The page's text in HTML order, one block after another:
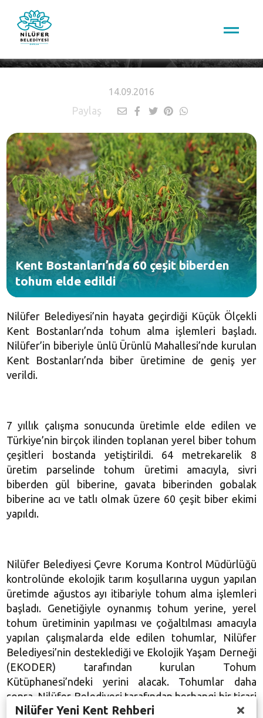
14.09.2016
Paylaş
Kent Bostanları’nda 60 çeşit biberden
tohum elde edildi
Nilüfer Belediyesi’nin hayata geçirdiği Küçük Ölçekli
Kent Bostanları’nda tohum alma işlemleri başladı.
Nilüfer’in biberiyle ünlü Ürünlü Mahallesi’nde kurulan
Kent Bostanları’nda biber üretimine de geniş yer
verildi.
7 yıllık çalışma sonucunda üretimle elde edilen ve
Türkiye’nin birçok ilinden toplanan yerel biber tohum
çeşitleri bostanda yetiştirildi. 64 metrekarelik 8
üretim parselinde tohum üretimi amacıyla, sivri
biberden gül biberine, gavata biberinden gobalak
biberine acı ve tatlı olmak üzere 60 çeşit biber ekimi
yapıldı.
Nilüfer Belediyesi Çevre Koruma Kontrol Müdürlüğü
kontrolünde ekolojik tarım koşullarına uygun yapılan
üretimde ağustos ayı itibariyle tohum alma işlemleri
başladı. Genetiğiyle oynanmış tohum yerine, yerel
tohum üretiminin yapılması ve çoğaltılması amacıyla
yapılan çalışmalarda elde edilen tohumlar, Nilüfer
Belediyesi’nin desteklediği ve Ekolojik Yaşam Derneği
(EKODER) tarafından kurulan Tohum
Kütüphanesi’ndeki yerini alacak. Tohumlar daha
sonra, Nilüfer Belediyesi tarafından herhangi bir ticari
amaç taşımayan, yerel tohuma ilgi ve duyarlılık
Nilüfer Yeni Kent Rehberi